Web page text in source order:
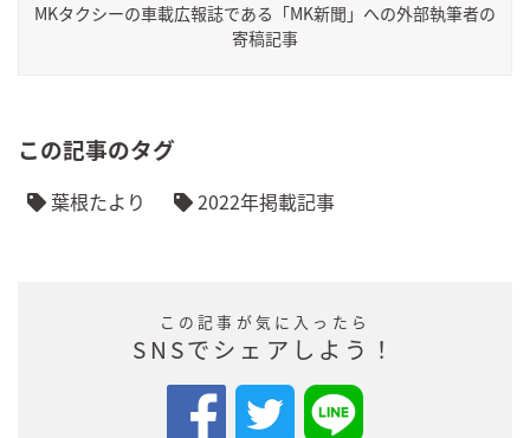
MKタクシーの車載広報誌である「MK新聞」への外部執筆者の
寄稿記事
この記事のタグ
葉根たより 2022年掲載記事
この記事が気に入ったら
SNSでシェアしよう！